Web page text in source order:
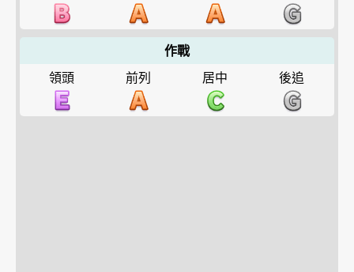
作戰
領頭
前列 居中 後追